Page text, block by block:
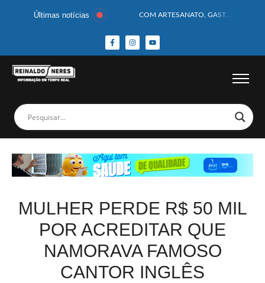
Últimas notícias
HOMEM CAI DE CACHOEIRA DE 40 METROS AO TENTAR FAZER FOTO
CORPOS DAS SEIS VÍTIMAS DE ACIDENTE COM LANCHA SÃO VELADOS; SAIBA COMO FOI
MULHER PERDE R$ 50 MIL
POR ACREDITAR QUE
NAMORAVA FAMOSO
CANTOR INGLÊS